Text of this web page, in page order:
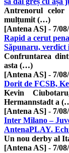
Antrenorul
mulțumit (…)
[Antena AS] - 7/
Rapid a cerut
Săpunaru, verdict
Confruntarea
asta (…)
[Antena AS] - 7/
Dorit de FCSB,
Kevin
Hermannstadt a
[Antena AS] - 7/
Inter Milano –
AntenaPLAY.
Un nou derby al
[Antena AS] - 7/